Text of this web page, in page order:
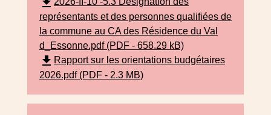
représentants et des personnes qualifiées de
la commune au CA des Résidence du Val
d_Essonne.pdf (PDF - 658.29 kB)
file_download Rapport sur les orientations budgétaires
2026.pdf (PDF - 2.3 MB)